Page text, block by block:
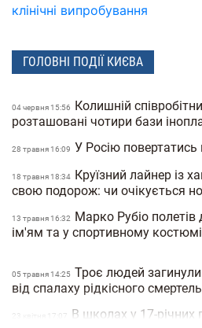
клінічні випробування
ГОЛОВНІ ПОДІЇ КИЄВА
04 червня 15:56
Колишній
розташовані чотири бази
28 травня 16:09 У Росію
18 травня 18:34 Круїзний лайнер із
свою подорож: чи очікується
13 травня 16:32
Марко Рубіо
ім'ям та у спортивному
05 травня 14:25 Троє людей загинули
від спалаху рідкісного
23 квiтня 17:07
В школах у 17-річних